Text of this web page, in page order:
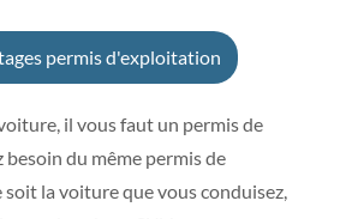
permis d'exploitation
il vous faut un permis de
besoin du même permis de
la voiture que vous conduisez,